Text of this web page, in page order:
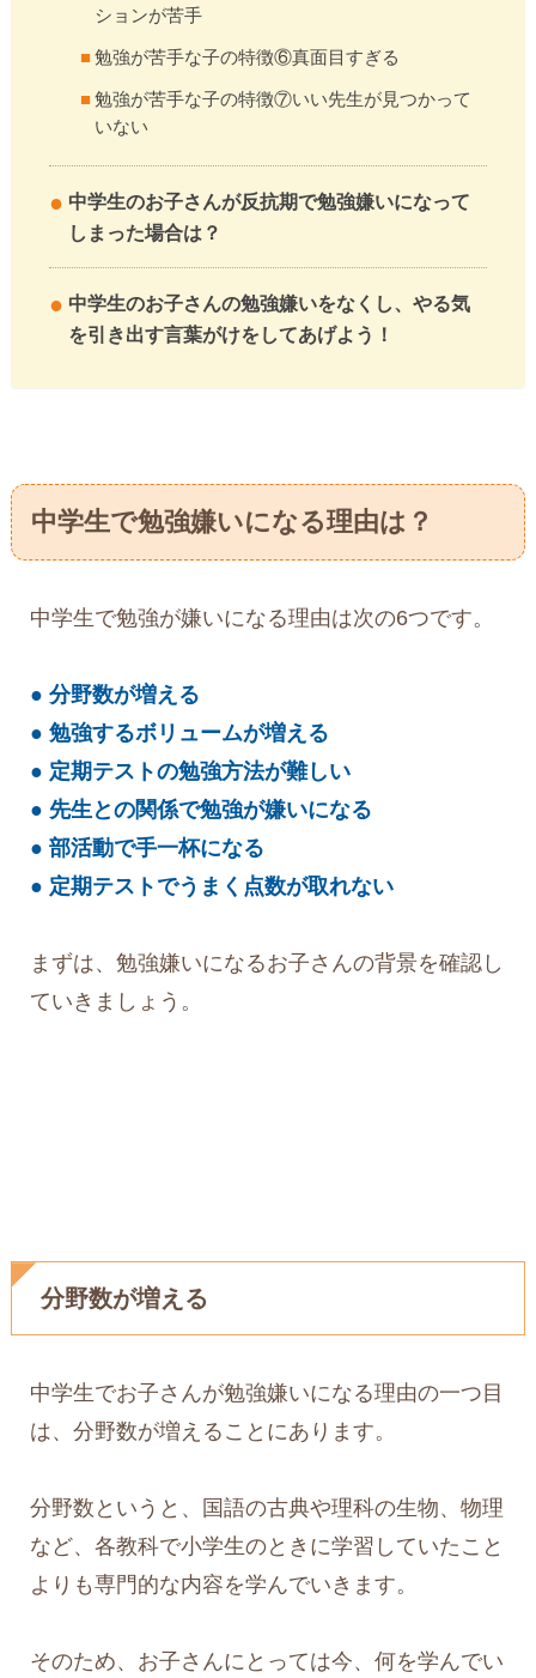
ションが苦手
勉強が苦手な子の特徴⑥真面目すぎる
勉強が苦手な子の特徴⑦いい先生が見つかって
いない
中学生のお子さんが反抗期で勉強嫌いになって
しまった場合は？
中学生のお子さんの勉強嫌いをなくし、やる気
を引き出す言葉がけをしてあげよう！
中学生で勉強嫌いになる理由は？
中学生で勉強が嫌いになる理由は次の6つです。
● 分野数が増える
● 勉強するボリュームが増える
● 定期テストの勉強方法が難しい
● 先生との関係で勉強が嫌いになる
● 部活動で手一杯になる
● 定期テストでうまく点数が取れない
まずは、勉強嫌いになるお子さんの背景を確認し
ていきましょう。
分野数が増える
中学生でお子さんが勉強嫌いになる理由の一つ目
は、分野数が増えることにあります。
分野数というと、国語の古典や理科の生物、物理
など、各教科で小学生のときに学習していたこと
よりも専門的な内容を学んでいきます。
そのため、お子さんにとっては今、何を学んでい